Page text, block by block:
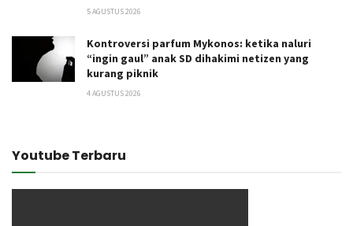
5 AGUSTUS 2026
Kontroversi parfum Mykonos: ketika naluri
“ingin gaul” anak SD dihakimi netizen yang
kurang piknik
4 AGUSTUS 2026
Youtube Terbaru